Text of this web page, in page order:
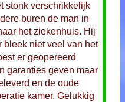
stonk verschrikkelijk
buren de man in
het ziekenhuis. Hij
bleek niet veel van het
er geopereerd
garanties geven maar
en de oude
kamer. Gelukkig